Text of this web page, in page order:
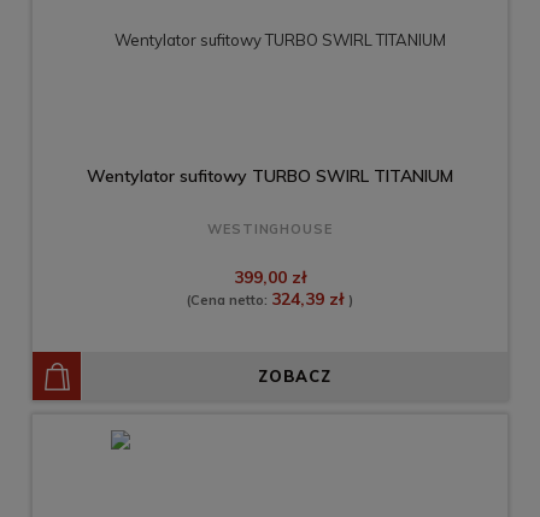
Wentylator sufitowy TURBO SWIRL TITANIUM
WESTINGHOUSE
399,00 zł
(Cena netto: 324,39 zł )
ZOBACZ